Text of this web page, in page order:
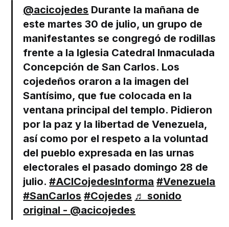
@acicojedes Durante la mañana de
este martes 30 de julio, un grupo de
manifestantes se congregó de rodillas
frente a la Iglesia Catedral Inmaculada
Concepción de San Carlos. Los
cojedeños oraron a la imagen del
Santísimo, que fue colocada en la
ventana principal del templo. Pidieron
por la paz y la libertad de Venezuela,
así como por el respeto a la voluntad
del pueblo expresada en las urnas
electorales el pasado domingo 28 de
julio.#ACICojedesInforma #Venezuela
#SanCarlos #Cojedes ♬ sonido
original - @acicojedes